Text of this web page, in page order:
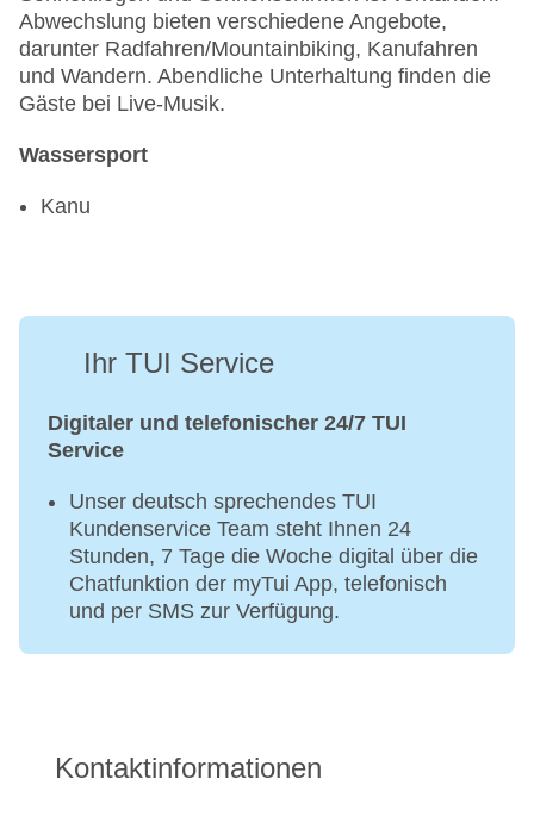
Abwechslung bieten verschiedene Angebote,
darunter Radfahren/Mountainbiking, Kanufahren
und Wandern. Abendliche Unterhaltung finden die
Gäste bei Live-Musik.
Wassersport
Kanu
Ihr TUI Service
Digitaler und telefonischer 24/7 TUI
Service
Unser deutsch sprechendes TUI
Kundenservice Team steht Ihnen 24
Stunden, 7 Tage die Woche digital über die
Chatfunktion der myTui App, telefonisch
und per SMS zur Verfügung.
Kontaktinformationen